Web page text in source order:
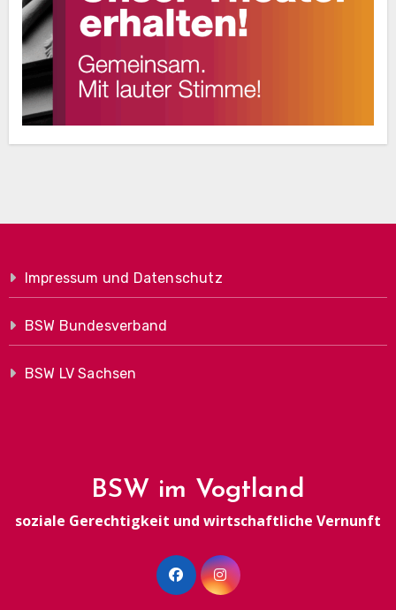
Impressum und Datenschutz
BSW Bundesverband
BSW LV Sachsen
BSW im Vogtland
soziale Gerechtigkeit und wirtschaftliche Vernunft